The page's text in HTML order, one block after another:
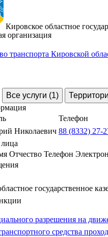
Кировское областное
организация
транспорта Кировской
Все услуги (1)
Телефон
Николаевич 88 (8332) 27-
Отчество Телефон
государственное
разрешения на
средства